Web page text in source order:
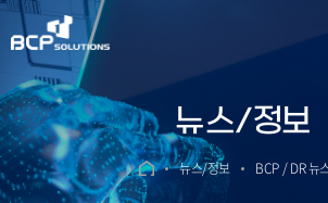
뉴스/정보
뉴스/정보 BCP / DR 뉴